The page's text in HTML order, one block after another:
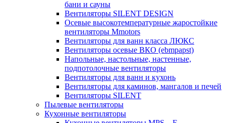
бани и сауны
Вентиляторы SILENT DESIGN
Осевые высокотемпературные жаростойкие
вентиляторы Mmotors
Вентиляторы для ванн класса ЛЮКС
Вентиляторы осевые ВКО (ebmpapst)
Напольные, настольные, настенные,
подпотолочные вентиляторы
Вентиляторы для ванн и кухонь
Вентиляторы для каминов, мангалов и печей
Вентиляторы SILENT
Пылевые вентиляторы
Кухонные вентиляторы